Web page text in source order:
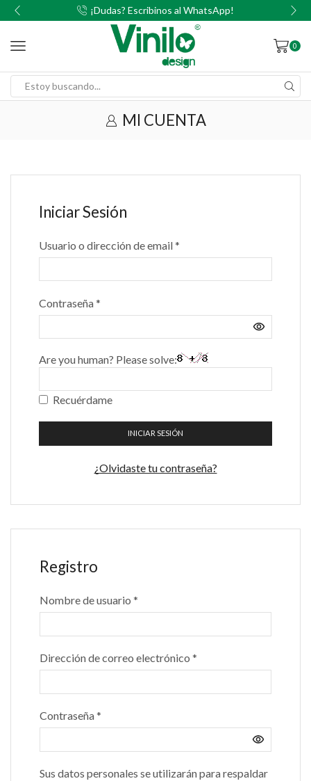
¡Dudas? Escribinos al WhatsApp!
0
MI CUENTA
Iniciar Sesión
Usuario o dirección de email*
Contraseña*
Are you human? Please solve:
Recuérdame
INICIAR SESIÓN
¿Olvidaste tu contraseña?
Registro
Nombre de usuario*
Dirección de correo electrónico*
Contraseña*
Sus datos personales se utilizarán para respaldar